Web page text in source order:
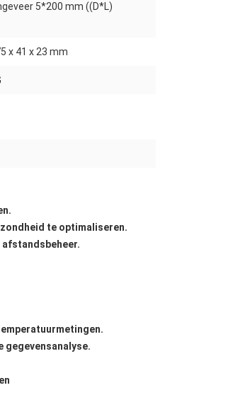
5*200 mm ((D*L)
x 41 x 23 mm
te optimaliseren.
gegevensanalyse.